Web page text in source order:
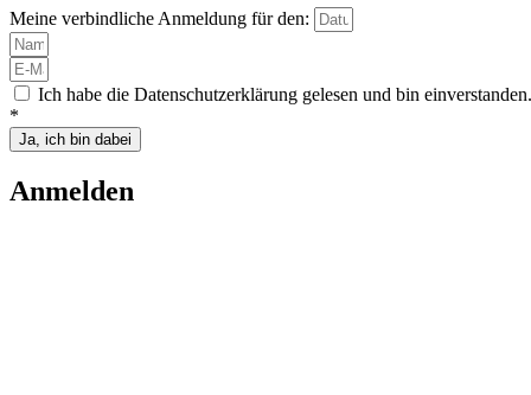
Meine verbindliche Anmeldung für den:
Ich habe die Datenschutzerklärung gelesen und bin einverstanden.
*
Ja, ich bin dabei
Anmelden